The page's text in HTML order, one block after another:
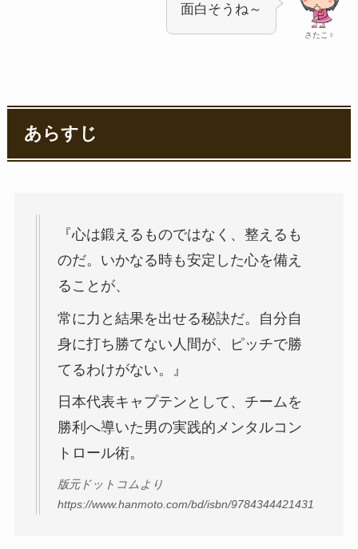
さたこ♀
面白そうね～
あらすじ
『心は鍛えるものではなく、整えるも
のだ。いかなる時も安定した心を備え
ることが、
常に力と結果を出せる秘訣だ。自分自
身に打ち勝てない人間が、ピッチで勝
てるわけがない。』
日本代表キャプテンとして、チームを
勝利へ導いた男の実践的メンタルコン
トロール術。
版元ドットコムより
https://www.hanmoto.com/bd/isbn/9784344421431